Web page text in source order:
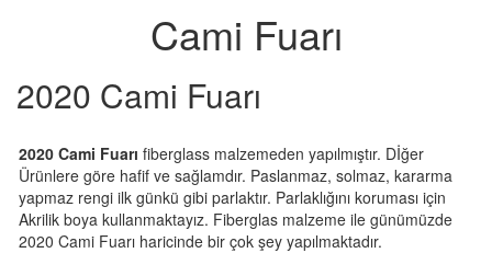
Cami Fuarı
2020 Cami Fuarı
2020 Cami Fuarı fiberglass malzemeden yapılmıştır. Dİğer
Ürünlere göre hafif ve sağlamdır. Paslanmaz, solmaz, kararma
yapmaz rengi ilk günkü gibi parlaktır. Parlaklığını koruması için
Akrilik boya kullanmaktayız. Fiberglas malzeme ile günümüzde
2020 Cami Fuarı haricinde bir çok şey yapılmaktadır.